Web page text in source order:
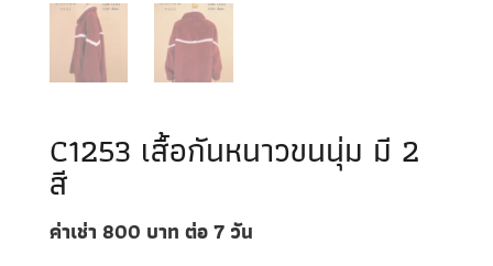
C1253 เสื้อกันหนาวขนนุ่ม มี 2
สี
ค่าเช่า 800 บาท ต่อ 7 วัน